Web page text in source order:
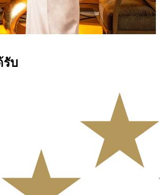
งใจ พร้อมถ่ายทอดเทคนิคการทำอาหาร
การปรุงรสอันโดดเด่นของเขา
รับ